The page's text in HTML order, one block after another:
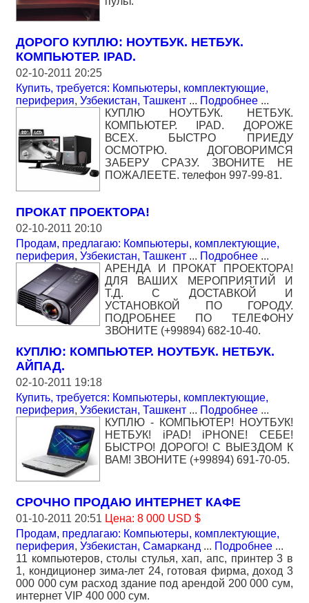
ДОРОГО КУПЛЮ: НОУТБУК. НЕТБУК.
КОМПЬЮТЕР. IPAD.
02-10-2011 20:25
Купить, требуется: Компьютеры, комплектующие,
периферия, Узбекистан, Ташкент ... Подробнее ...
КУПЛЮ НОУТБУК. НЕТБУК.
КОМПЬЮТЕР. IPAD. ДОРОЖЕ
ВСЕХ. БЫСТРО ПРИЕДУ
ОСМОТРЮ. ДОГОВОРИМСЯ
ЗАБЕРУ СРАЗУ. ЗВОНИТЕ НЕ
ПОЖАЛЕЕТЕ. телефон 997-99-81.
ПРОКАТ ПРОЕКТОРА!
02-10-2011 20:10
Продам, предлагаю: Компьютеры, комплектующие,
периферия, Узбекистан, Ташкент ... Подробнее ...
АРЕНДА И ПРОКАТ ПРОЕКТОРА!
ДЛЯ ВАШИХ МЕРОПРИЯТИЙ И
Т.Д. С ДОСТАВКОЙ И
УСТАНОВКОЙ ПО ГОРОДУ.
ПОДРОБНЕЕ ПО ТЕЛЕФОНУ
ЗВОНИТЕ (+99894) 682-10-40.
КУПЛЮ: КОМПЬЮТЕР. НОУТБУК. НЕТБУК.
АЙПАД.
02-10-2011 19:18
Купить, требуется: Компьютеры, комплектующие,
периферия, Узбекистан, Ташкент ... Подробнее ...
КУПЛЮ - КОМПЬЮТЕР! НОУТБУК!
НЕТБУК! iPAD! iPHONE! СЕБЕ!
БЫСТРО! ДОРОГО! С ВЫЕЗДОМ К
ВАМ! ЗВОНИТЕ (+99894) 691-70-05.
СРОЧНО ПРОДАЮ ИНТЕРНЕТ КАФЕ
01-10-2011 20:51 Цена: 8 000 USD $
Продам, предлагаю: Компьютеры, комплектующие,
периферия, Узбекистан, Самарканд ... Подробнее ...
11 компьютеров, столы стулья, хап, апс, принтер 3 в
1, кондиционер зима-лет 24, готовая фирма, доход 3
000 000 сум расход здание под арендой 200 000 сум,
интернет VIP 400 000 сум.